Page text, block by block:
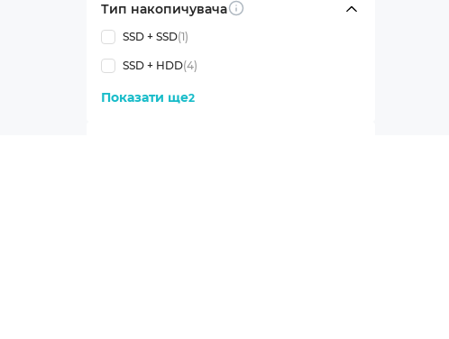
Тип накопичувача Info
SSD + SSD(1)
SSD + HDD(4)
Показати ще2